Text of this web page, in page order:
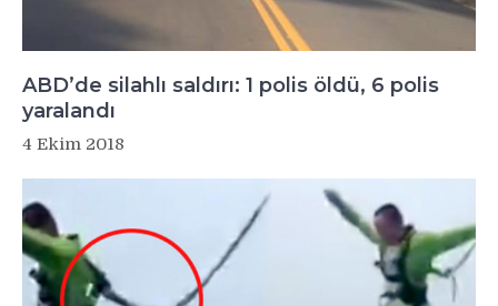
ABD’de silahlı saldırı: 1 polis öldü, 6 polis
yaralandı
4 Ekim 2018